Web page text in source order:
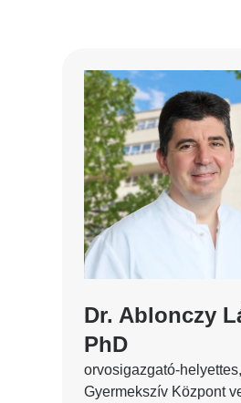
Dr. Ablonczy
PhD
orvosigazgató-helyettes,
Gyermekszív Központ